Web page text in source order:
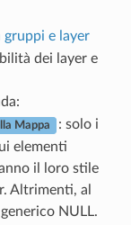
gruppi e layer
dei layer e
Mappa
: solo i
elementi
il loro stile
Altrimenti, al
NULL.